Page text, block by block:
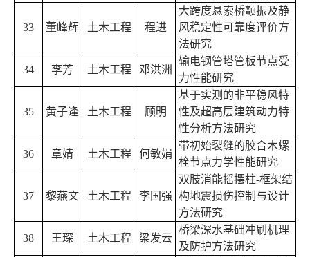
33 董峰辉 土木工程 程进
大跨度悬索桥颤振及静
风稳定性可靠度评价方
法研究
34 李芳 土木工程 邓洪洲
输电钢管塔管板节点受
力性能研究
35 黄子逢 土木工程 顾明
基于实测的非平稳风特
性及超高层建筑动力特
性分析方法研究
36 章婧 土木工程 何敏娟
带初始裂缝的胶合木螺
栓节点力学性能研究
37 黎燕文 土木工程 李国强
双肢消能摇摆柱-框架结
构地震损伤控制与设计
方法研究
38 王琛 土木工程 梁发云
桥梁深水基础冲刷机理
及防护方法研究